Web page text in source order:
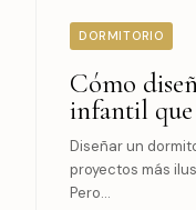
DORMITORIO
Cómo
infantil que
Diseñar un
proyectos más
Pero...